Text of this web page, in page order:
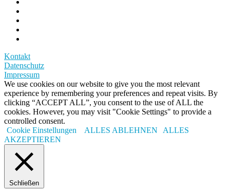
Kontakt
Datenschutz
Impressum
We use cookies on our website to give you the most relevant
experience by remembering your preferences and repeat visits. By
clicking “ACCEPT ALL”, you consent to the use of ALL the
cookies. However, you may visit "Cookie Settings" to provide a
controlled consent.
Cookie Einstellungen
ALLES ABLEHNEN
ALLES
AKZEPTIEREN
Schließen